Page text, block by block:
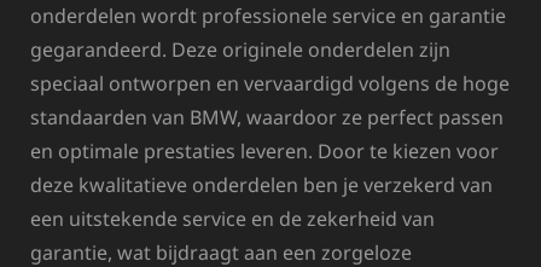
onderdelen wordt professionele service en garantie
gegarandeerd. Deze originele onderdelen zijn
speciaal ontworpen en vervaardigd volgens de hoge
standaarden van BMW, waardoor ze perfect passen
en optimale prestaties leveren. Door te kiezen voor
deze kwalitatieve onderdelen ben je verzekerd van
een uitstekende service en de zekerheid van
garantie, wat bijdraagt aan een zorgeloze